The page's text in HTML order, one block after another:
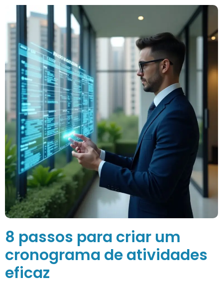
8 passos para criar um
cronograma de atividades
eficaz